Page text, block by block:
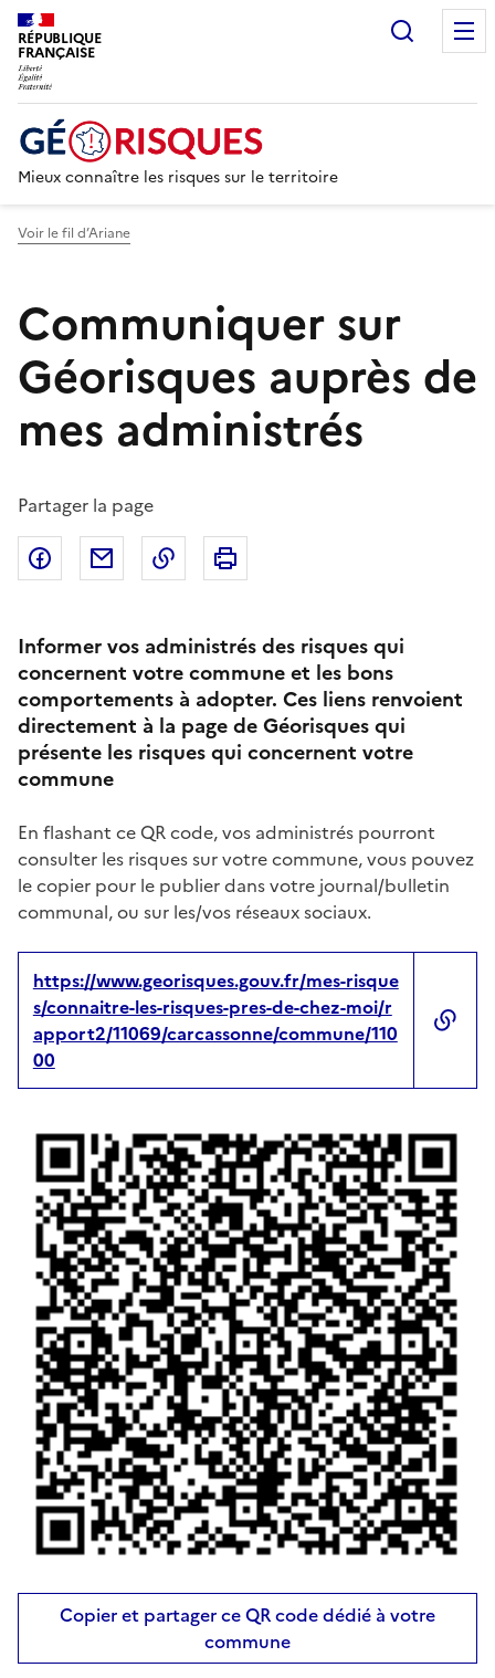
RÉPUBLIQUE
FRANÇAISE
Mieux connaître les risques sur le territoire
Voir le fil d’Ariane
Communiquer sur
Géorisques auprès de
mes administrés
Partager la page
Partager sur Facebook
Partager par emailCopier dans le presse-papier
Informer vos administrés des risques qui
concernent votre commune et les bons
comportements à adopter. Ces liens renvoient
directement à la page de Géorisques qui
présente les risques qui concernent votre
commune
En flashant ce QR code, vos administrés pourront
consulter les risques sur votre commune, vous pouvez
le copier pour le publier dans votre journal/bulletin
communal, ou sur les/vos réseaux sociaux.
https://www.georisques.gouv.fr/mes-risque
s/connaitre-les-risques-pres-de-chez-moi/r
apport2/11069/carcassonne/commune/110
00
Copier et partager ce QR code dédié à votre
commune